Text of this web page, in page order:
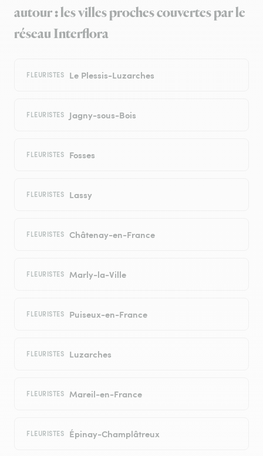
autour : les villes proches couvertes par le
réseau Interflora
FLEURISTES Le Plessis-Luzarches
FLEURISTES Jagny-sous-Bois
FLEURISTES Fosses
FLEURISTES Lassy
FLEURISTES Châtenay-en-France
FLEURISTES Marly-la-Ville
FLEURISTES Puiseux-en-France
FLEURISTES Luzarches
FLEURISTES Mareil-en-France
FLEURISTES Épinay-Champlâtreux